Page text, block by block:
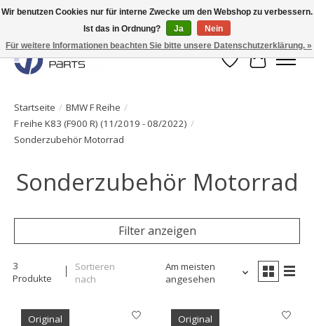
Originale Teile sofort lieferbar!
Wunschzettel
Ihr
Startseite / BMW F Reihe /
F reihe K83 (F900 R) (11/2019 - 08/2022) /
Sonderzubehör Motorrad
Sonderzubehör Motorrad
Filter anzeigen
3
Produkte
Sortieren
nach
Am meisten
angesehen
Original Original
Wir benutzen Cookies nur für interne Zwecke um den Webshop zu verbessern.
Ist das in Ordnung?
Ja
Nein
Für weitere Informationen beachten Sie bitte unsere Datenschutzerklärung. »